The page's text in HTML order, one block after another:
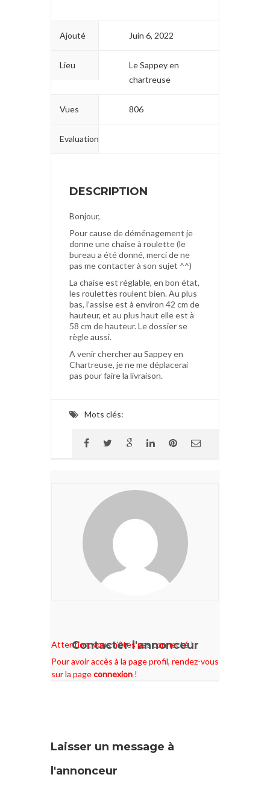
Ajouté Juin 6, 2022
Lieu
Le Sappey en
chartreuse
Vues 806
Evaluation
DESCRIPTION
Bonjour,
Pour cause de déménagement je
donne une chaise à roulette (le
bureau a été donné, merci de ne
pas me contacter à son sujet ^^)
La chaise est réglable, en bon état,
les roulettes roulent bien. Au plus
bas, l’assise est à environ 42 cm de
hauteur, et au plus haut elle est à
58 cm de hauteur. Le dossier se
règle aussi.
A venir chercher au Sappey en
Chartreuse, je ne me déplacerai
pas pour faire la livraison.
Mots clés:
Contacter l'annonceur
Attention, vous n'êtes pas connecté !
Pour avoir accès à la page profil, rendez-vous
sur la pageconnexion !
Laisser un message à
l'annonceur